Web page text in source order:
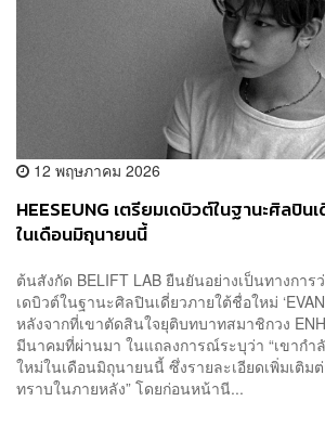
12 พฤษภาคม 2026
HEESEUNG เตรียมเดบิวต์ในฐานะศิลปิ
ในเดือนมิถุนายนนี้
ต้นสังกัด BELIFT LAB ยืนยันอย่างเป็นทางการ
เดบิวต์ในฐานะศิลปินเดี่ยวภายใต้ชื่อใหม่
หลังจากที่เขาตัดสินใจยุติบทบาทสมาชิกวง
มีนาคมที่ผ่านมา ในแถลงการณ์ระบุว่า “เขากำ
ใหม่ในเดือนมิถุนายนนี้ ซึ่งรายละเอียดเพิ่มเติม
ทราบในภายหลัง” โดยก่อนหน้านี...